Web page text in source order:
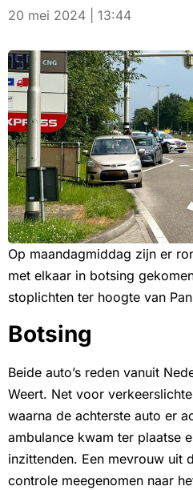
20 mei 2024 | 13:44
Op maandagmiddag zijn er
met elkaar in botsing
stoplichten ter hoogte van
Botsing
Beide auto’s reden vanuit
Weert. Net voor
waarna de achterste auto er
ambulance kwam ter plaatse
inzittenden. Een mevrouw uit
controle meegenomen naar